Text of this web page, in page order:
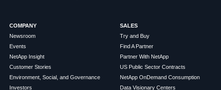
COMPANY
Newsroom
Events
NetApp Insight
Customer Stories
Environment, Social, and Governance
Investors
SALES
Try and Buy
Find A Partner
Partner With NetApp
US Public Sector Contracts
NetApp OnDemand Consumption
Data Visionary Centers